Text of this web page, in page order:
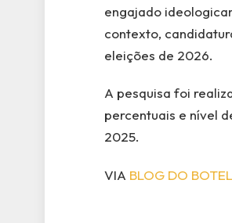
engajado
contexto,
eleições de 2026.
A pesquisa foi
percentuais e nível
2025.
VIA BLOG DO